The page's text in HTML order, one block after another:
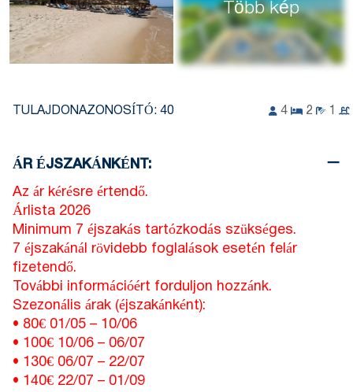
Több kép
TULAJDONAZONOSÍTÓ: 40 4 2 1
ÁR ÉJSZAKÁNKÉNT:
Az ár kérésre értendő.
Árlista 2026
Minimum 7 éjszakás tartózkodás szükséges.
7 éjszakánál rövidebb foglalások esetén felár
fizetendő.
További információért forduljon hozzánk.
Szezonális árak (éjszakánként):
• 80€ 01/05 – 10/06
• 100€ 10/06 – 06/07
• 130€ 06/07 – 22/07
• 140€ 22/07 – 01/09